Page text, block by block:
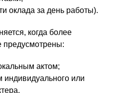
оклада за день работы).
когда более
предусмотрены:
актом;
или